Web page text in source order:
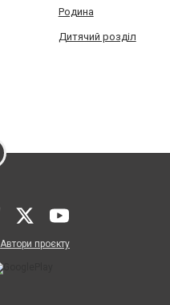
Родина
Дитячий розділ
Автори проєкту